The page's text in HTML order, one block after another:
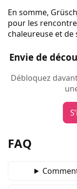
En somme,
pour les
chaleureuse et de
Envie de
Débloquez
FAQ